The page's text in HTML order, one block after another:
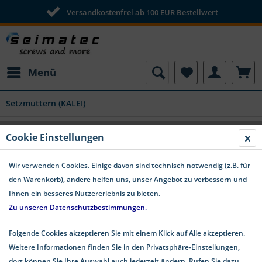
Versandkostenfrei ab 100 EUR Bestellwert
Menü
Setzmuttern (KALEI)
Cookie Einstellungen
Wir verwenden Cookies. Einige davon sind technisch notwendig (z.B. für
den Warenkorb), andere helfen uns, unser Angebot zu verbessern und
Ihnen ein besseres Nutzererlebnis zu bieten.
Zu unseren Datenschutzbestimmungen.
Folgende Cookies akzeptieren Sie mit einem Klick auf Alle akzeptieren.
Weitere Informationen finden Sie in den Privatsphäre-Einstellungen,